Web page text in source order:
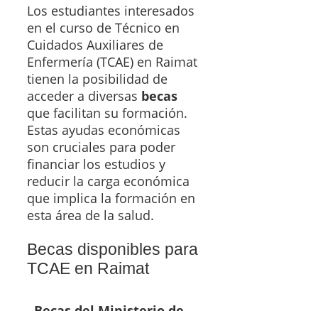
Los estudiantes interesados
en el curso de Técnico en
Cuidados Auxiliares de
Enfermería (TCAE) en Raimat
tienen la posibilidad de
acceder a diversas becas
que facilitan su formación.
Estas ayudas económicas
son cruciales para poder
financiar los estudios y
reducir la carga económica
que implica la formación en
esta área de la salud.
Becas disponibles para
TCAE en Raimat